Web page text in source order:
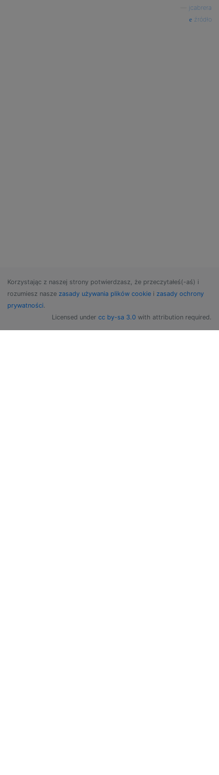
jcabrera
źródło
Korzystając z naszej strony potwierdzasz, że przeczytałeś(-aś) i
rozumiesz nasze zasady używania plików cookie i zasady ochrony
prywatności.
Licensed under cc by-sa 3.0 with attribution required.